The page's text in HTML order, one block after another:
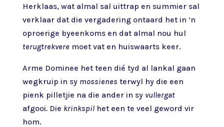
Herklaas, wat almal sal uittrap en summier sal
verklaar dat die vergadering ontaard het in ’n
oproerige byeenkoms en dat almal nou hul
terugtrekveremoet vat en huiswaarts keer.
Arme Dominee het teen dié tyd al lankal gaan
wegkruip in sy mossienes terwyl hy die een
pienk pilletjie na die ander in sy vullergat
afgooi. Die krinkspilhet een te veel geword vir
hom.